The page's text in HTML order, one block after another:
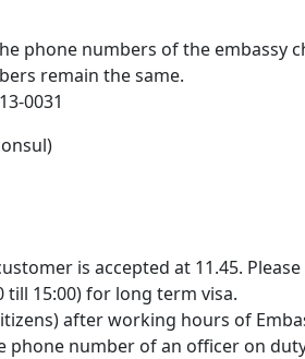
phone numbers of the embassy
remain the same.
0031
is accepted at 11.45.
15:00) for long term visa.
after working hours of
phone number of an officer on